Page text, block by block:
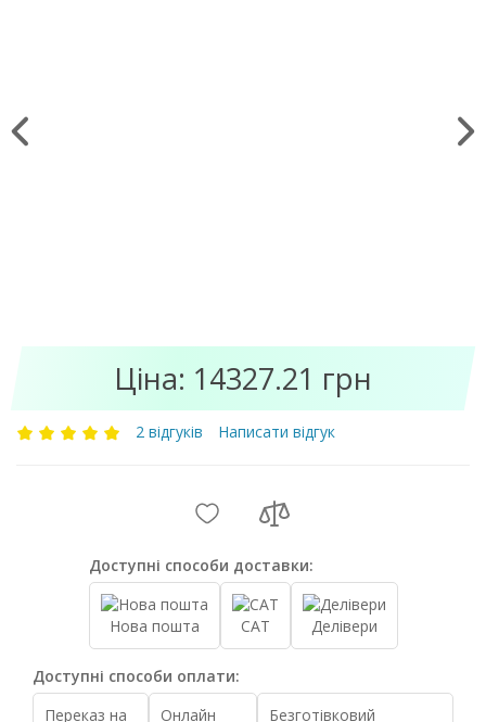
Ціна: 14327.21 грн
2 відгуків Написати відгук
Доступні способи доставки:
Нова пошта САТ Делівери
Доступні способи оплати:
Переказ на
Онлайн
Безготівковий